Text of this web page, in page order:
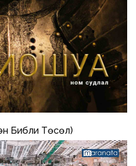
Библи Төсөл)